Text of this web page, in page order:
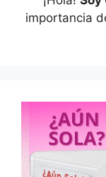
importancia